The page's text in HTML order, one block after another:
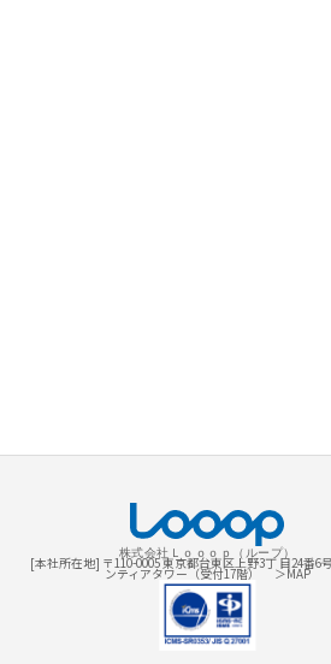
株式会社Ｌｏｏｏｐ（ループ）
[本社所在地] 〒110-0005 東京都台東区上野3丁 目24番6
ンティアタワー（受付17階） ＞MAP